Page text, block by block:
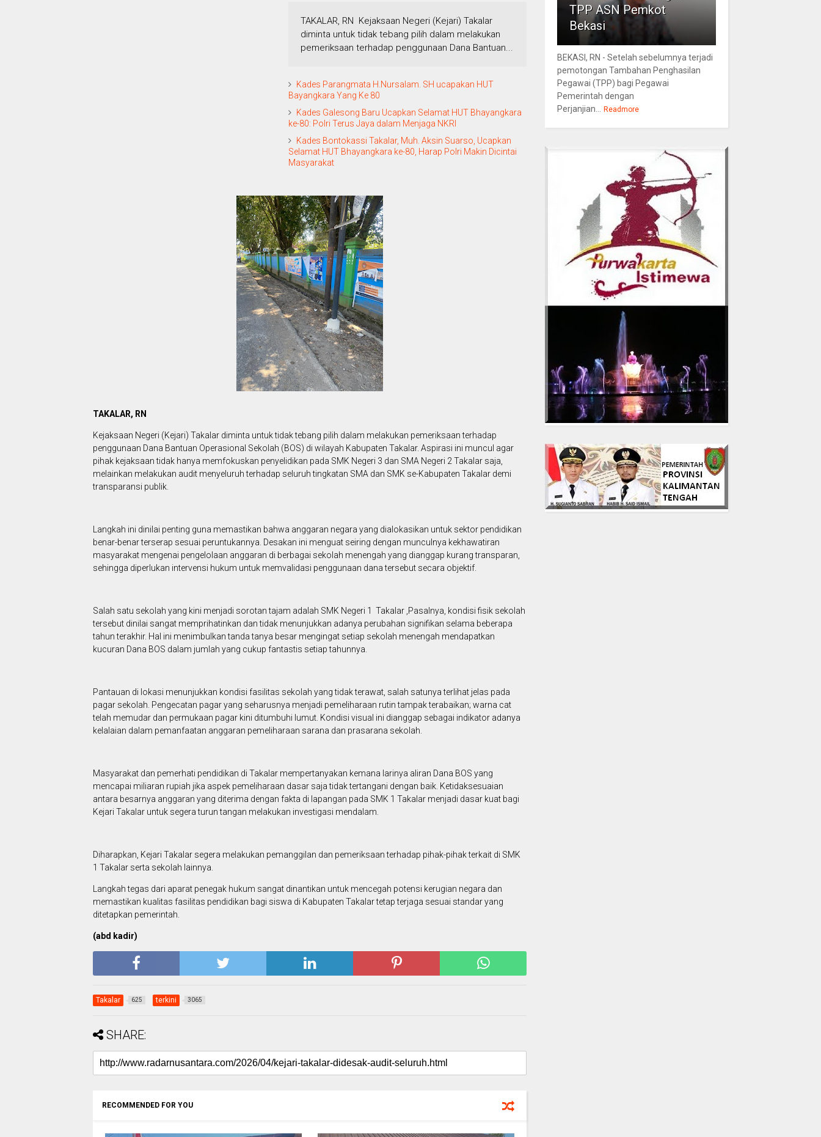
TAKALAR, RN Kejaksaan Negeri (Kejari) Takalar
diminta untuk tidak tebang pilih dalam melakukan
pemeriksaan terhadap penggunaan Dana Bantuan...
Kades Parangmata H.Nursalam. SH ucapakan HUT
Bayangkara Yang Ke 80
Kades Galesong Baru Ucapkan Selamat HUT Bhayangkara
ke-80: Polri Terus Jaya dalam Menjaga NKRI
Kades Bontokassi Takalar, Muh. Aksin Suarso, Ucapkan
Selamat HUT Bhayangkara ke-80, Harap Polri Makin Dicintai
Masyarakat
TAKALAR, RN
Kejaksaan Negeri (Kejari) Takalar diminta untuk tidak tebang pilih dalam melakukan pemeriksaan terhadap
penggunaan Dana Bantuan Operasional Sekolah (BOS) di wilayah Kabupaten Takalar. Aspirasi ini muncul agar
pihak kejaksaan tidak hanya memfokuskan penyelidikan pada SMK Negeri 3 dan SMA Negeri 2 Takalar saja,
melainkan melakukan audit menyeluruh terhadap seluruh tingkatan SMA dan SMK se-Kabupaten Takalar demi
transparansi publik.
Langkah ini dinilai penting guna memastikan bahwa anggaran negara yang dialokasikan untuk sektor pendidikan
benar-benar terserap sesuai peruntukannya. Desakan ini menguat seiring dengan munculnya kekhawatiran
masyarakat mengenai pengelolaan anggaran di berbagai sekolah menengah yang dianggap kurang transparan,
sehingga diperlukan intervensi hukum untuk memvalidasi penggunaan dana tersebut secara objektif.
Salah satu sekolah yang kini menjadi sorotan tajam adalah SMK Negeri 1 Takalar ,Pasalnya, kondisi fisik sekolah
tersebut dinilai sangat memprihatinkan dan tidak menunjukkan adanya perubahan signifikan selama beberapa
tahun terakhir. Hal ini menimbulkan tanda tanya besar mengingat setiap sekolah menengah mendapatkan
kucuran Dana BOS dalam jumlah yang cukup fantastis setiap tahunnya.
Pantauan di lokasi menunjukkan kondisi fasilitas sekolah yang tidak terawat, salah satunya terlihat jelas pada
pagar sekolah. Pengecatan pagar yang seharusnya menjadi pemeliharaan rutin tampak terabaikan; warna cat
telah memudar dan permukaan pagar kini ditumbuhi lumut. Kondisi visual ini dianggap sebagai indikator adanya
kelalaian dalam pemanfaatan anggaran pemeliharaan sarana dan prasarana sekolah.
Masyarakat dan pemerhati pendidikan di Takalar mempertanyakan kemana larinya aliran Dana BOS yang
mencapai miliaran rupiah jika aspek pemeliharaan dasar saja tidak tertangani dengan baik. Ketidaksesuaian
antara besarnya anggaran yang diterima dengan fakta di lapangan pada SMK 1 Takalar menjadi dasar kuat bagi
Kejari Takalar untuk segera turun tangan melakukan investigasi mendalam.
Diharapkan, Kejari Takalar segera melakukan pemanggilan dan pemeriksaan terhadap pihak-pihak terkait di SMK
1 Takalar serta sekolah lainnya.
Langkah tegas dari aparat penegak hukum sangat dinantikan untuk mencegah potensi kerugian negara dan
memastikan kualitas fasilitas pendidikan bagi siswa di Kabupaten Takalar tetap terjaga sesuai standar yang
ditetapkan pemerintah.
(abd kadir)
Takalar 625 terkini 3065
SHARE:
RECOMMENDED FOR YOU
TPP ASN Pemkot
Bekasi
BEKASI, RN - Setelah sebelumnya terjadi
pemotongan Tambahan Penghasilan
Pegawai (TPP) bagi Pegawai
Pemerintah dengan
Perjanjian...
Readmore